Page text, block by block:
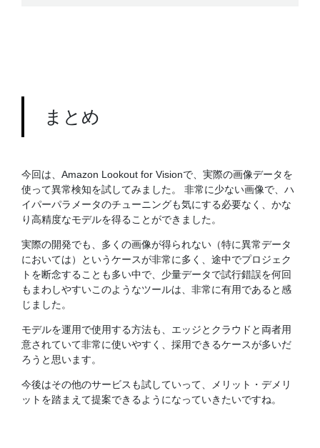
まとめ
今回は、Amazon Lookout for Visionで、実際の画像データを
使って異常検知を試してみました。 非常に少ない画像で、ハ
イパーパラメータのチューニングも気にする必要なく、かな
り高精度なモデルを得ることができました。
実際の開発でも、多くの画像が得られない（特に異常データ
においては）というケースが非常に多く、途中でプロジェク
トを断念することも多い中で、少量データで試行錯誤を何回
もまわしやすいこのようなツールは、非常に有用であると感
じました。
モデルを運用で使用する方法も、エッジとクラウドと両者用
意されていて非常に使いやすく、採用できるケースが多いだ
ろうと思います。
今後はその他のサービスも試していって、メリット・デメリ
ットを踏まえて提案できるようになっていきたいですね。